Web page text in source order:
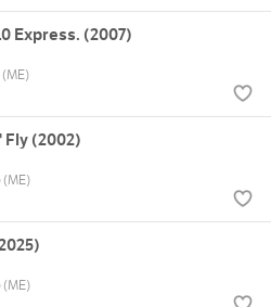
Express. (2007)
(ME)
Fly (2002)
(ME)
(ME)